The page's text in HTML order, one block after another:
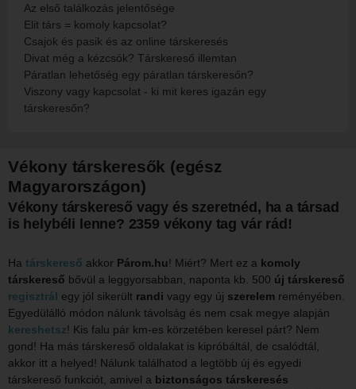
Az első találkozás jelentősége
Elit társ = komoly kapcsolat?
Csajok és pasik és az online társkeresés
Divat még a kézcsók? Társkereső illemtan
Páratlan lehetőség egy páratlan társkeresőn?
Viszony vagy kapcsolat - ki mit keres igazán egy
társkeresőn?
Vékony társkeresők (egész
Magyarországon)
Vékony társkereső vagy és szeretnéd, ha a társad
is helybéli lenne? 2359 vékony tag vár rád!
Ha társkereső akkor Párom.hu! Miért? Mert ez a komoly
társkereső bővül a leggyorsabban, naponta kb. 500 új társkereső
regisztrál egy jól sikerült randi vagy egy új szerelem reményében.
Egyedülálló módon nálunk távolság és nem csak megye alapján
kereshetsz! Kis falu pár km-es körzetében keresel párt? Nem
gond! Ha más társkereső oldalakat is kipróbáltál, de csalódtál,
akkor itt a helyed! Nálunk találhatod a legtöbb új és egyedi
társkereső funkciót, amivel a biztonságos társkeresés